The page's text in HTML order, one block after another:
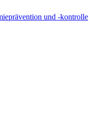
und -kontrolle